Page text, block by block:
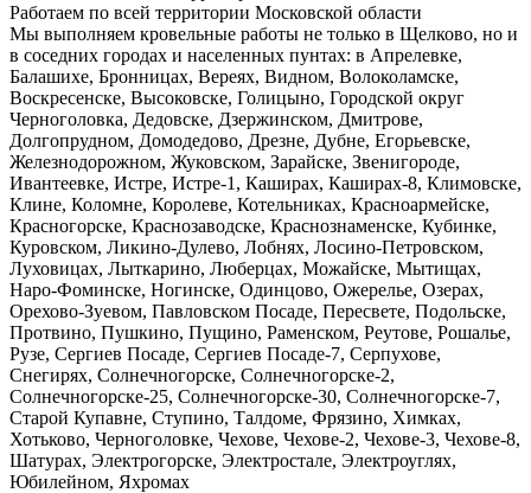
Работаем по всей территории Московской области
Мы выполняем кровельные работы не только в Щелково, но и
в соседних городах и населенных пунтах: в Апрелевке,
Балашихе, Бронницах, Вереях, Видном, Волоколамске,
Воскресенске, Высоковске, Голицыно, Городской округ
Черноголовка, Дедовске, Дзержинском, Дмитрове,
Долгопрудном, Домодедово, Дрезне, Дубне, Егорьевске,
Железнодорожном, Жуковском, Зарайске, Звенигороде,
Ивантеевке, Истре, Истре-1, Каширах, Каширах-8, Климовске,
Клине, Коломне, Королеве, Котельниках, Красноармейске,
Красногорске, Краснозаводске, Краснознаменске, Кубинке,
Куровском, Ликино-Дулево, Лобнях, Лосино-Петровском,
Луховицах, Лыткарино, Люберцах, Можайске, Мытищах,
Наро-Фоминске, Ногинске, Одинцово, Ожерелье, Озерах,
Орехово-Зуевом, Павловском Посаде, Пересвете, Подольске,
Протвино, Пушкино, Пущино, Раменском, Реутове, Рошалье,
Рузе, Сергиев Посаде, Сергиев Посаде-7, Серпухове,
Снегирях, Солнечногорске, Солнечногорске-2,
Солнечногорске-25, Солнечногорске-30, Солнечногорске-7,
Старой Купавне, Ступино, Талдоме, Фрязино, Химках,
Хотьково, Черноголовке, Чехове, Чехове-2, Чехове-3, Чехове-8,
Шатурах, Электрогорске, Электростале, Электроуглях,
Юбилейном, Яхромах